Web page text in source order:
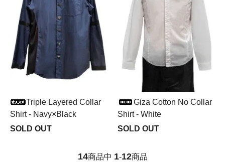
Triple Layered Collar
Shirt - Navy×Black
SOLD OUT
Giza Cotton No Collar
Shirt - White
SOLD OUT
14商品中 1-12商品